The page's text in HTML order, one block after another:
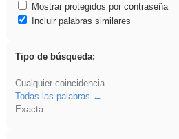
Mostrar protegidos por contraseña
Incluir palabras similares
Tipo de búsqueda:
Cualquier coincidencia
Todas las palabras
Exacta